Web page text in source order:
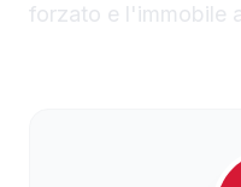
forzato e l'immobile